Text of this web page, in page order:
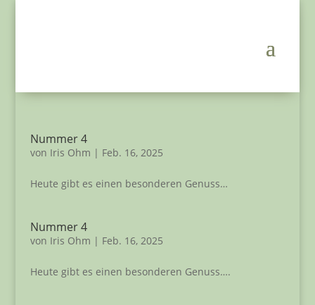
Nummer 4
von Iris Ohm | Feb. 16, 2025
Heute gibt es einen besonderen Genuss…
Nummer 4
von Iris Ohm | Feb. 16, 2025
Heute gibt es einen besonderen Genuss….